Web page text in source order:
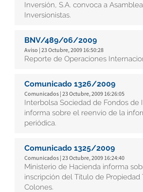
Inversión, S.A. convoca a
Inversionistas.
BNV/489/06/2009
Aviso | 23 Octubre, 2009 16:50:28
Reporte de Operaciones
Comunicado 1326/2009
Comunicados | 23 Octubre, 2009 16:26:05
Interbolsa Sociedad de Fondos de
informa sobre el reenvío de la
periódica.
Comunicado 1325/2009
Comunicados | 23 Octubre, 2009 16:24:40
Ministerio de Hacienda informa
inscripción del Título de Propiedad
Colones.